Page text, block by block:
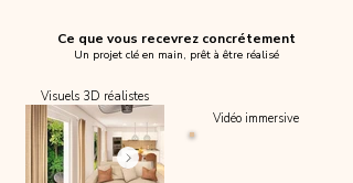
Ce que vous recevrez concrétement
Un projet clé en main, prêt à être réalisé
Visuels 3D réalistes
Vidéo immersive